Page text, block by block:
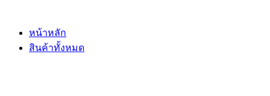
contentหน้าหลัก
สินค้าทั้งหมด